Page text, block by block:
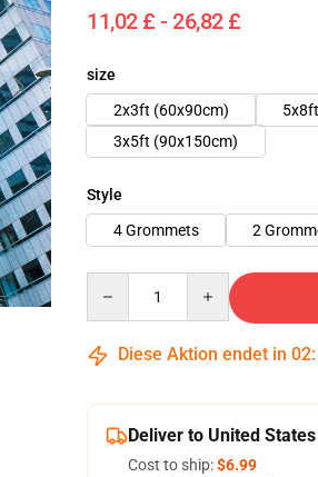
11,02 £ - 26,82 £
size
2x3ft (60x90cm)
3x5ft (90x150cm)
Style
4 Grommets
2
Diese Aktion endet in 02:
Deliver to United States
Cost to ship:$6.99